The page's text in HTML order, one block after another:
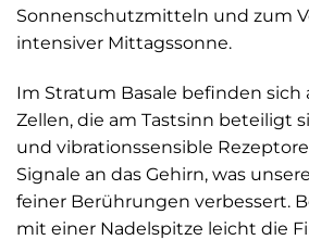
Sonnenschutzmitteln und zum
intensiver Mittagssonne.
Im Stratum Basale befinden
Zellen, die am Tastsinn beteiligt
und vibrationssensible
Signale an das Gehirn, was
feiner Berührungen verbessert.
mit einer Nadelspitze leicht die